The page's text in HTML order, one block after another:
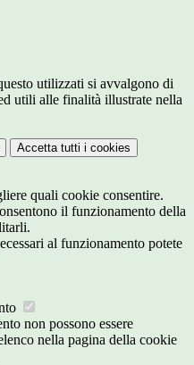
utilizzati si avvalgono di
utili alle finalità illustrate nella
Accetta tutti i cookies
quali cookie consentire.
il funzionamento della
al funzionamento potete
non possono essere
nella pagina della cookie